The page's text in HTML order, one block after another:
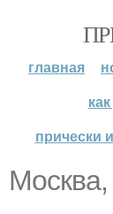
главная
прически